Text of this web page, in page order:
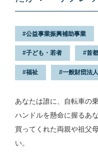
公益事業振興補助事業
子ども・若者 首
福祉 一般財団法人
あなたは誰に、自転車の
ハンドルを懸命に握るあ
買ってくれた両親や祖父
い。